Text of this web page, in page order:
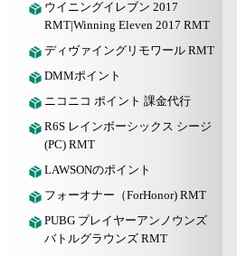
ウイニングイレブン 2017
RMT|Winning Eleven 2017 RMT
ディヴァイングリモワール RMT
DMMポイント
ニコニコ ポイント 課金代行
R6S レインボーシックス シージ
(PC) RMT
LAWSONのポイント
フォーオナー（ForHonor) RMT
PUBG プレイヤーアンノウンズ
バトルグラウンズ RMT